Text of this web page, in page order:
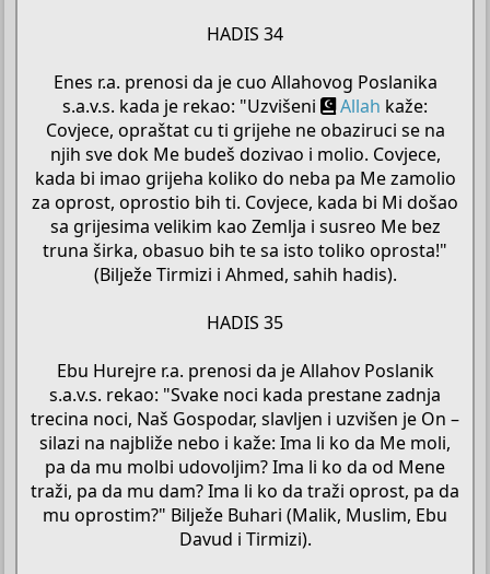
HADIS 34
Enes r.a. prenosi da je cuo Allahovog Poslanika
s.a.v.s. kada je rekao: "Uzvišeni
Allah kaže:
Covjece, opraštat cu ti grijehe ne obaziruci se na
njih sve dok Me budeš dozivao i molio. Covjece,
kada bi imao grijeha koliko do neba pa Me zamolio
za oprost, oprostio bih ti. Covjece, kada bi Mi došao
sa grijesima velikim kao Zemlja i susreo Me bez
truna širka, obasuo bih te sa isto toliko oprosta!"
(Bilježe Tirmizi i Ahmed, sahih hadis).
HADIS 35
Ebu Hurejre r.a. prenosi da je Allahov Poslanik
s.a.v.s. rekao: "Svake noci kada prestane zadnja
trecina noci, Naš Gospodar, slavljen i uzvišen je On –
silazi na najbliže nebo i kaže: Ima li ko da Me moli,
pa da mu molbi udovoljim? Ima li ko da od Mene
traži, pa da mu dam? Ima li ko da traži oprost, pa da
mu oprostim?" Bilježe Buhari (Malik, Muslim, Ebu
Davud i Tirmizi).